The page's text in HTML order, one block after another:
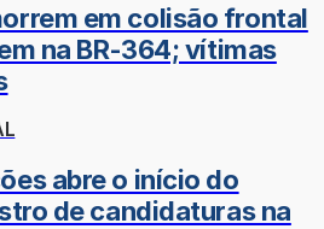
em colisão frontal
na BR-364; vítimas
abre o início do
de candidaturas na